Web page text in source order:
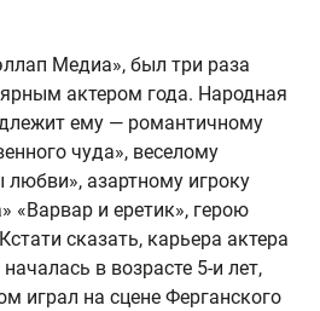
Медиа», был три раза
актером года. Народная
ему — романтичному
чуда», веселому
азартному игроку
«Варвар и еретик», герою
сказать, карьера актера
в возрасте 5-и лет,
играл на сцене Ферганского